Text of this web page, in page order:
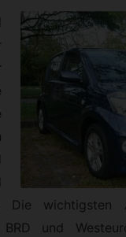
Die wichtigsten
und